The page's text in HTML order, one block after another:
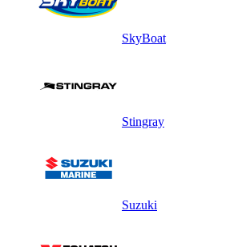
SkyBoat
Stingray
Suzuki